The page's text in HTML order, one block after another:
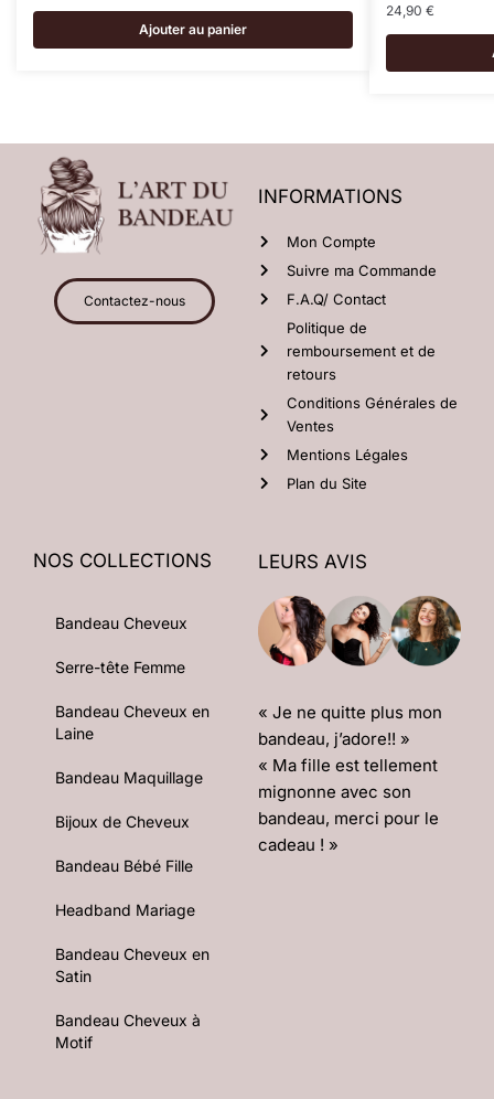
Ajouter au panier
24,90 €
Contactez-nous
INFORMATIONS
Mon Compte
Suivre ma Commande
F.A.Q/ Contact
Politique de
remboursement et de
retours
Conditions Générales de
Ventes
Mentions Légales
Plan du Site
NOS COLLECTIONS
Bandeau Cheveux
Serre-tête Femme
Bandeau Cheveux en
Laine
Bandeau Maquillage
Bijoux de Cheveux
Bandeau Bébé Fille
Headband Mariage
Bandeau Cheveux en
Satin
Bandeau Cheveux à
Motif
LEURS AVIS
« Je ne quitte plus mon
bandeau, j’adore!! »
« Ma fille est tellement
mignonne avec son
bandeau, merci pour le
cadeau ! »